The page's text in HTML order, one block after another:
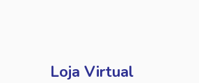
Loja Virtual